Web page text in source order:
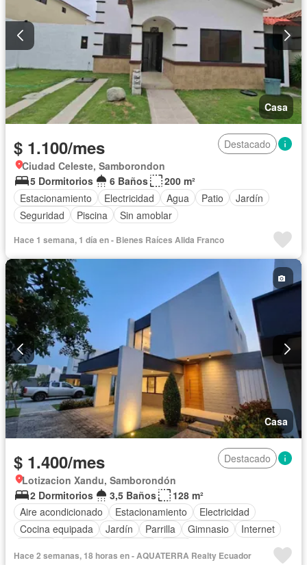
Casa
$ 1.100/mes
Destacado
Ciudad Celeste, Samborondon
5 Dormitorios
6 Baños
200 m²
Estacionamiento
Electricidad Agua Patio
Jardín
Seguridad
Piscina Sin amoblar
Hace 1 semana, 1 día en - Bienes Raíces Alida Franco
Casa
$ 1.400/mes
Destacado
Lotizacion Xandu, Samborondón
2 Dormitorios
3,5 Baños
128 m²
Aire acondicionado
Estacionamiento
Electricidad
Cocina equipada
Jardín Parrilla Gimnasio
Internet
Hace 2 semanas, 18 horas en - AQUATERRA Realty Ecuador